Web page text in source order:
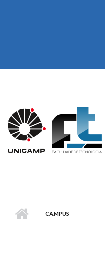
CAMPUS